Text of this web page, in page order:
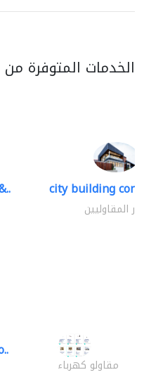
الخدمات المتوفرة
city building
كبار المقاوليين
مقاولو كهرباء